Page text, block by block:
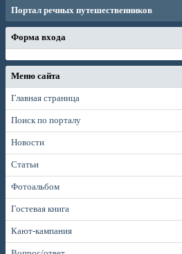
Портал речных путешественников
Форма входа
Меню сайта
Главная страница
Поиск по порталу
Новости
Статьи
Фотоальбом
Гостевая книга
Кают-кампания